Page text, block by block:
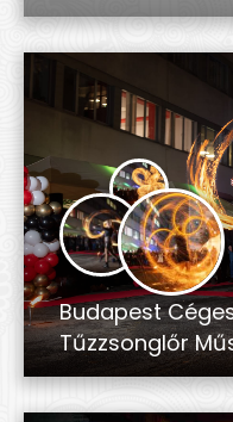
Budapest
Tűzzsonglőr